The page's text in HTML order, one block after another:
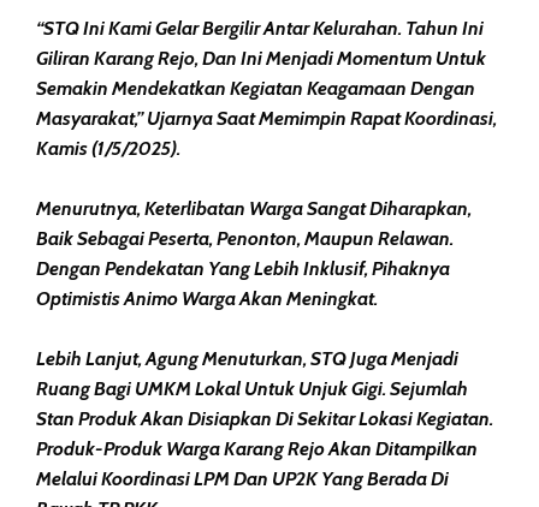
“STQ Ini Kami Gelar Bergilir Antar Kelurahan. Tahun Ini
Giliran Karang Rejo, Dan Ini Menjadi Momentum Untuk
Semakin Mendekatkan Kegiatan Keagamaan Dengan
Masyarakat,” Ujarnya Saat Memimpin Rapat Koordinasi,
Kamis (1/5/2025).
Menurutnya, Keterlibatan Warga Sangat Diharapkan,
Baik Sebagai Peserta, Penonton, Maupun Relawan.
Dengan Pendekatan Yang Lebih Inklusif, Pihaknya
Optimistis Animo Warga Akan Meningkat.
Lebih Lanjut, Agung Menuturkan, STQ Juga Menjadi
Ruang Bagi UMKM Lokal Untuk Unjuk Gigi. Sejumlah
Stan Produk Akan Disiapkan Di Sekitar Lokasi Kegiatan.
Produk-Produk Warga Karang Rejo Akan Ditampilkan
Melalui Koordinasi LPM Dan UP2K Yang Berada Di